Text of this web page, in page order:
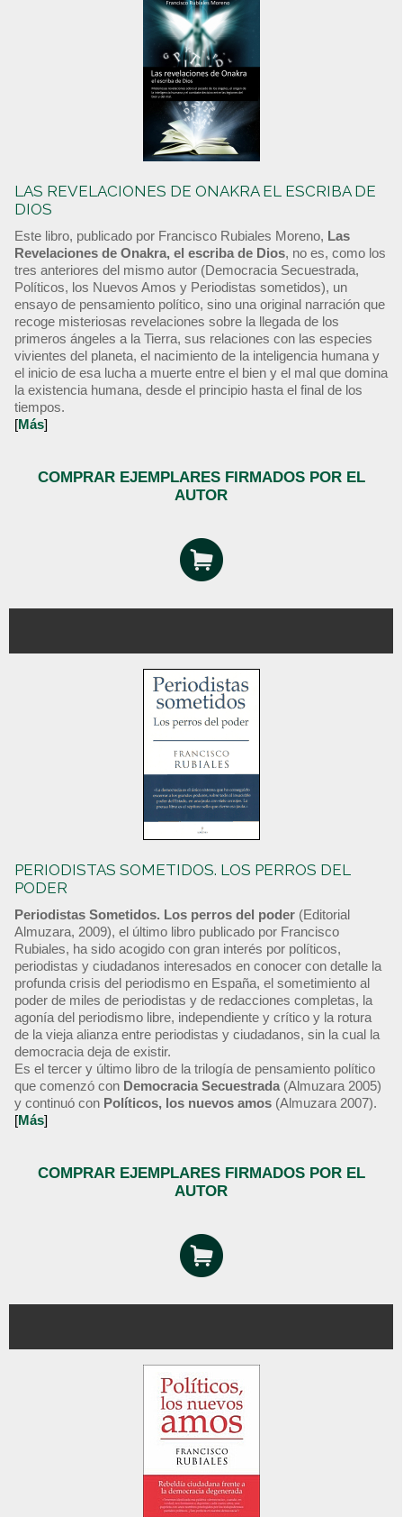
LAS REVELACIONES DE ONAKRA EL ESCRIBA DE
DIOS
Este libro, publicado por Francisco Rubiales Moreno, Las
Revelaciones de Onakra, el escriba de Dios, no es, como los
tres anteriores del mismo autor (Democracia Secuestrada,
Políticos, los Nuevos Amos y Periodistas sometidos), un
ensayo de pensamiento político, sino una original narración que
recoge misteriosas revelaciones sobre la llegada de los
primeros ángeles a la Tierra, sus relaciones con las especies
vivientes del planeta, el nacimiento de la inteligencia humana y
el inicio de esa lucha a muerte entre el bien y el mal que domina
la existencia humana, desde el principio hasta el final de los
tiempos.
[Más]
COMPRAR EJEMPLARES FIRMADOS POR EL
AUTOR
PERIODISTAS SOMETIDOS. LOS PERROS DEL
PODER
Periodistas Sometidos. Los perros del poder (Editorial
Almuzara, 2009), el último libro publicado por Francisco
Rubiales, ha sido acogido con gran interés por políticos,
periodistas y ciudadanos interesados en conocer con detalle la
profunda crisis del periodismo en España, el sometimiento al
poder de miles de periodistas y de redacciones completas, la
agonía del periodismo libre, independiente y crítico y la rotura
de la vieja alianza entre periodistas y ciudadanos, sin la cual la
democracia deja de existir.
Es el tercer y último libro de la trilogía de pensamiento político
que comenzó con Democracia Secuestrada (Almuzara 2005)
y continuó con Políticos, los nuevos amos (Almuzara 2007).
[Más]
COMPRAR EJEMPLARES FIRMADOS POR EL
AUTOR